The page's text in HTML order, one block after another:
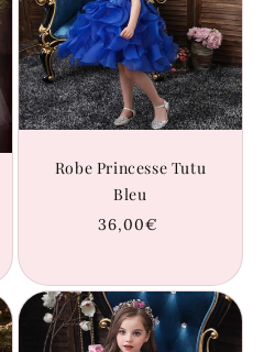
Robe Princesse Tutu
Bleu
Prix
36,00€